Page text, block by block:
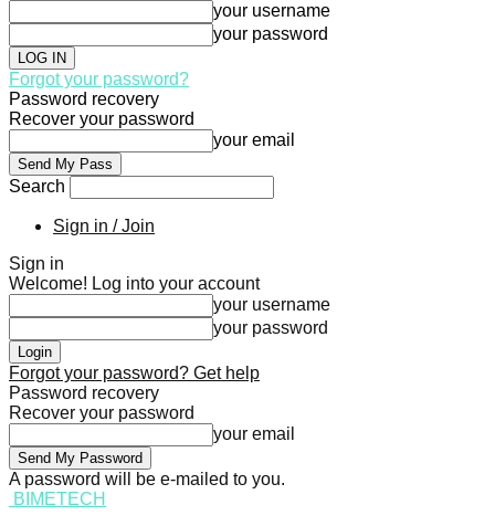
your username
your password
Forgot your password?
Password recovery
Recover your password
your email
Search
Sign in / Join
Sign in
Welcome! Log into your account
your username
your password
Forgot your password? Get help
Password recovery
Recover your password
your email
A password will be e-mailed to you.
BIMETECH